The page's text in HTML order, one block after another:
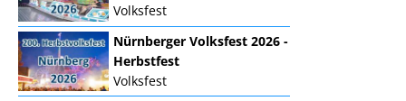
Volksfest
Nürnberger Volksfest 2026 -
Herbstfest
Volksfest